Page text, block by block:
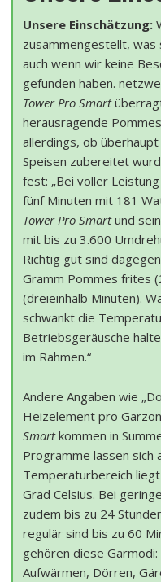
Unsere Einschätzung:
zusammengestellt, was
auch wenn wir keine
gefunden haben.
Tower Pro Smart
herausragende
allerdings, ob
Speisen zubereitet
fest: „Bei voller
fünf Minuten mit 181
Tower Pro Smartund
mit bis zu 3.600
Richtig gut sind
Gramm Pommes frites
(dreieinhalb Minuten).
schwankt die
Betriebsgeräusche
im Rahmen.“
Andere Angaben wie
Heizelement pro
Smartkommen in
Programme lassen sich
Temperaturbereich
Grad Celsius. Bei
zudem bis zu 24
regulär sind bis zu 60
gehören diese
Aufwärmen, Dörren,